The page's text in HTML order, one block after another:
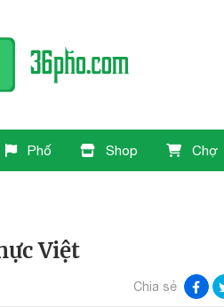
Phố Shop Chợ
Việt
Chia sẻ